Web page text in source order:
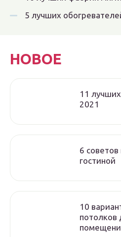
5 лучших
НОВОЕ
11
2021
6
гостиной
10
потолков